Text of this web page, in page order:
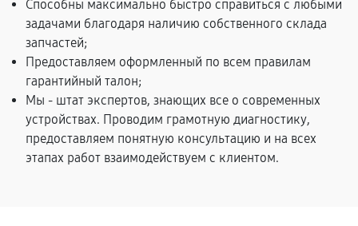
Способны максимально быстро справиться с любыми
задачами благодаря наличию собственного склада
запчастей;
Предоставляем оформленный по всем правилам
гарантийный талон;
Мы - штат экспертов, знающих все о современных
устройствах. Проводим грамотную диагностику,
предоставляем понятную консультацию и на всех
этапах работ взаимодействуем с клиентом.